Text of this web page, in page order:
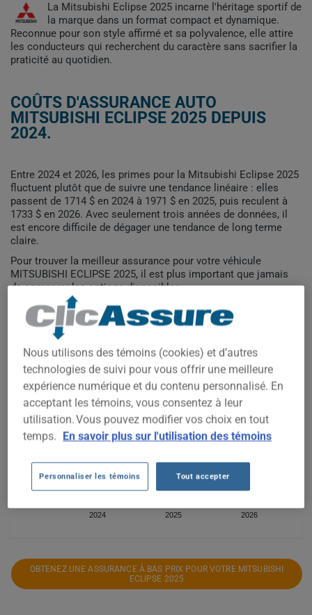
La Mitsubishi Eclipse 2025 incarne l'héritage sportif de
la marque dans un format compact et dynamique.
Reconnue pour son style affirmé et sa polyvalence, elle attire
les conducteurs qui recherchent du caractère sans sacrifier la
praticité au quotidien.
COÛTS D'ASSURANCE AUTO
MITSUBISHI ECLIPSE 2025 DEPUIS
2024.
Entre 2024 et 2026, les primes pour la Mitsubishi Eclipse 2025
fluctuent plutôt que de suivre une tendance linéaire : elles
passent de 1714 $ en 2024 à 1971 $ en 2025, puis reculent à
1733 $ en 2026. Avec seulement trois années de données, il
est encore difficile de dégager une tendance de long terme
claire.
Pour trouver la meilleur assurance pour votre véhicule
MITSUBISHI ECLIPSE 2025, il est plus important que jamais
de comparer les options disponibles.
2024 2025 2026
1 900$
OBTENEZ UNE ASSURANCE À BAS PRIX POUR VOTRE MITSUBISHI
ECLIPSE 2025
Nous utilisons des témoins (cookies) et d’autres
technologies de suivi pour vous offrir une meilleure
expérience numérique et du contenu personnalisé. En
acceptant les témoins, vous consentez à leur
utilisation. Vous pouvez modifier vos choix en tout
temps. En savoir plus sur l'utilisation des témoins
Personnaliser les témoins Tout accepter